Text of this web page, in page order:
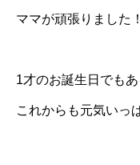
ママが頑張りました！
1才のお誕生日でも
これからも元気いっ